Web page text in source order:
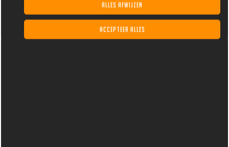
ALLES AFWIJZEN
ACCEPTEER ALLES
Een mix van onze American classics & hot & spicy strips
(6stuks)
€ 9,95 *